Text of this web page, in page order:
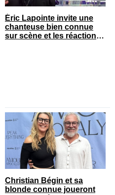
Éric Lapointe invite une
chanteuse bien connue
sur scène et les réactions
Christian Bégin et sa
blonde connue joueront